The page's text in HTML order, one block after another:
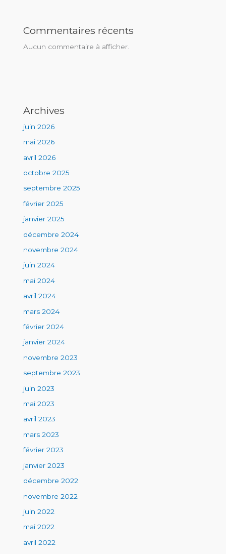
Commentaires récents
Aucun commentaire à afficher.
Archives
juin 2026
mai 2026
avril 2026
octobre 2025
septembre 2025
février 2025
janvier 2025
décembre 2024
novembre 2024
juin 2024
mai 2024
avril 2024
mars 2024
février 2024
janvier 2024
novembre 2023
septembre 2023
juin 2023
mai 2023
avril 2023
mars 2023
février 2023
janvier 2023
décembre 2022
novembre 2022
juin 2022
mai 2022
avril 2022